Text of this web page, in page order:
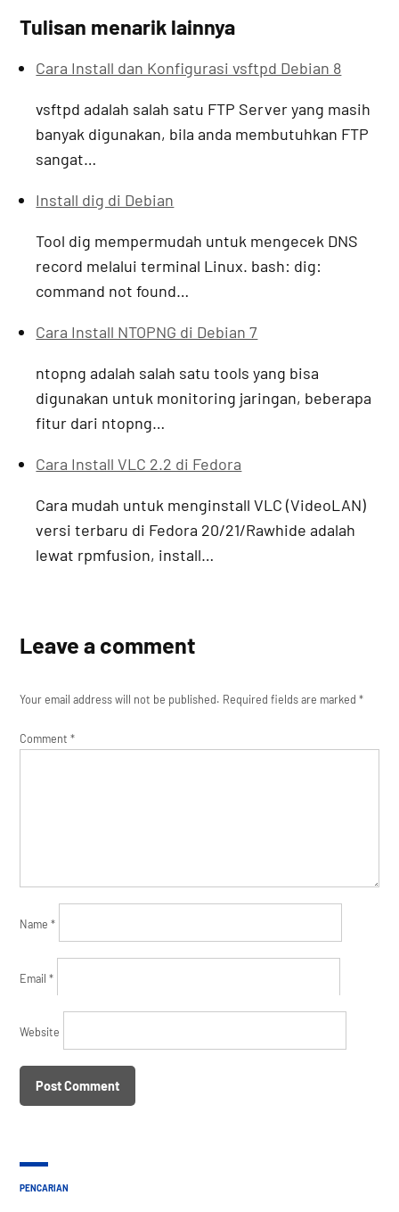
Tulisan menarik lainnya
Cara Install dan Konfigurasi vsftpd Debian 8
vsftpd adalah salah satu FTP Server yang masih
banyak digunakan, bila anda membutuhkan FTP
sangat…
Install dig di Debian
Tool dig mempermudah untuk mengecek DNS
record melalui terminal Linux. bash: dig:
command not found…
Cara Install NTOPNG di Debian 7
ntopng adalah salah satu tools yang bisa
digunakan untuk monitoring jaringan, beberapa
fitur dari ntopng…
Cara Install VLC 2.2 di Fedora
Cara mudah untuk menginstall VLC (VideoLAN)
versi terbaru di Fedora 20/21/Rawhide adalah
lewat rpmfusion, install…
Leave a comment
Your email address will not be published. Required fields are marked*
Comment*
Name*
Email*
Website
PENCARIAN